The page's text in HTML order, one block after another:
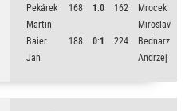
Pekárek
Martin
168 1:0 162
Mrocek
Miroslav
Baier
Jan
188 0:1 224
Bednarz
Andrzej